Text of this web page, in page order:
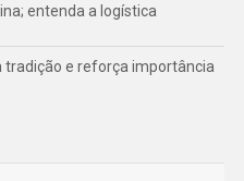
entenda a logística
tradição e reforça importância